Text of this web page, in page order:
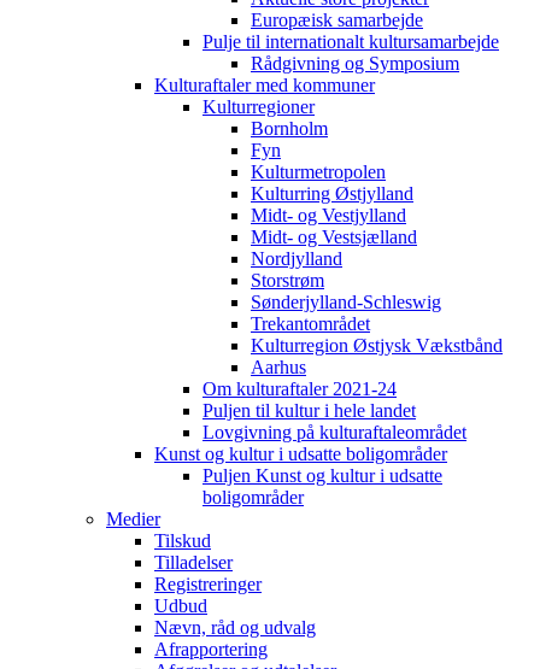
Europæisk samarbejde
Pulje til internationalt kultursamarbejde
Rådgivning og Symposium
Kulturaftaler med kommuner
Kulturregioner
Bornholm
Fyn
Kulturmetropolen
Kulturring Østjylland
Midt- og Vestjylland
Midt- og Vestsjælland
Nordjylland
Storstrøm
Sønderjylland-Schleswig
Trekantområdet
Kulturregion Østjysk Vækstbånd
Aarhus
Om kulturaftaler 2021-24
Puljen til kultur i hele landet
Lovgivning på kulturaftaleområdet
Kunst og kultur i udsatte boligområder
Puljen Kunst og kultur i udsatte
boligområder
Medier
Tilskud
Tilladelser
Registreringer
Udbud
Nævn, råd og udvalg
Afrapportering